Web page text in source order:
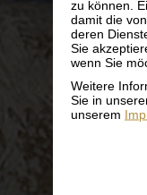
zu können.
damit die
deren
Sie
wenn Sie
Weitere
Sie in
unserem